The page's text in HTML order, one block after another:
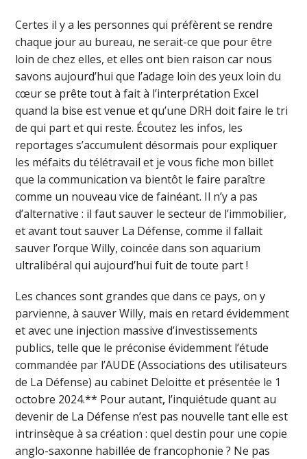
Certes il y a les personnes qui préfèrent se rendre
chaque jour au bureau, ne serait-ce que pour être
loin de chez elles, et elles ont bien raison car nous
savons aujourd’hui que l’adage loin des yeux loin du
cœur se prête tout à fait à l’interprétation Excel
quand la bise est venue et qu’une DRH doit faire le tri
de qui part et qui reste. Écoutez les infos, les
reportages s’accumulent désormais pour expliquer
les méfaits du télétravail et je vous fiche mon billet
que la communication va bientôt le faire paraître
comme un nouveau vice de fainéant. Il n’y a pas
d’alternative : il faut sauver le secteur de l’immobilier,
et avant tout sauver La Défense, comme il fallait
sauver l’orque Willy, coincée dans son aquarium
ultralibéral qui aujourd’hui fuit de toute part !
Les chances sont grandes que dans ce pays, on y
parvienne, à sauver Willy, mais en retard évidemment
et avec une injection massive d’investissements
publics, telle que le préconise évidemment l’étude
commandée par l’AUDE (Associations des utilisateurs
de La Défense) au cabinet Deloitte et présentée le 1
octobre 2024.** Pour autant, l’inquiétude quant au
devenir de La Défense n’est pas nouvelle tant elle est
intrinsèque à sa création : quel destin pour une copie
anglo-saxonne habillée de francophonie ? Ne pas